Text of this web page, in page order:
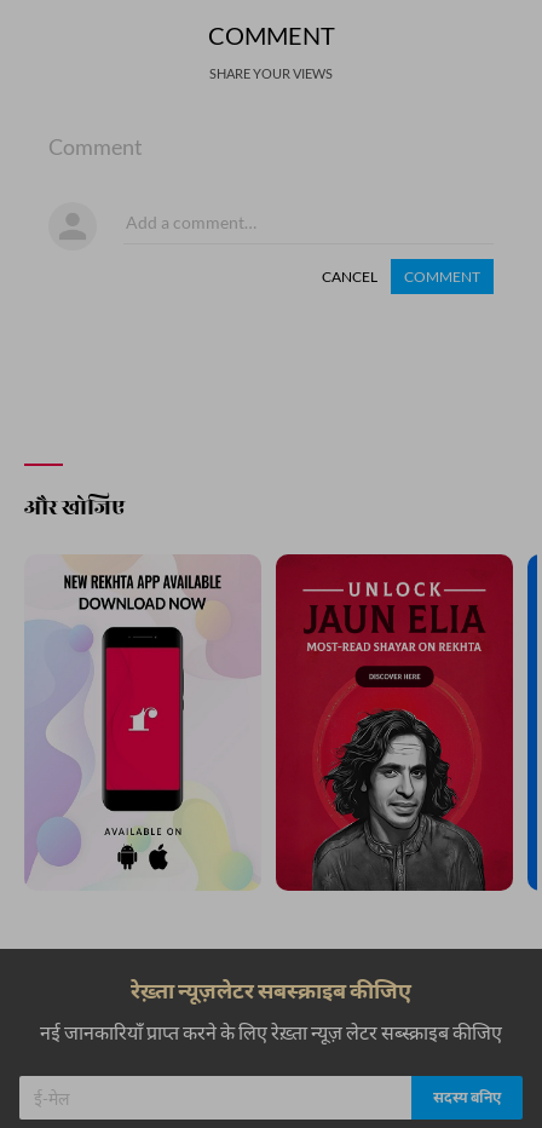
COMMENT
SHARE YOUR VIEWS
Comment
CANCEL COMMENT
और खोजिए
रेख़्ता न्यूज़लेटर सबस्क्राइब कीजिए
नई जानकारियाँ प्राप्त करने के लिए रेख़्ता न्यूज़ लेटर सब्स्क्राइब कीजिए